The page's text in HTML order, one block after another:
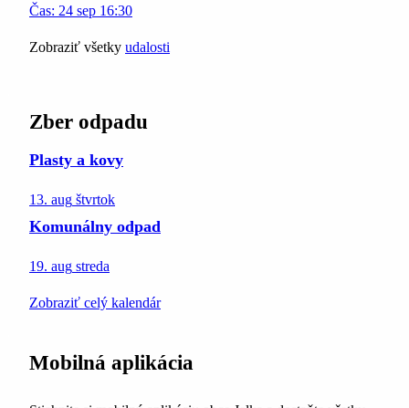
Čas: 24 sep 16:30
Zobraziť všetky udalosti
Zber odpadu
Plasty a kovy
13. aug štvrtok
Komunálny odpad
19. aug streda
Zobraziť celý kalendár
Mobilná aplikácia